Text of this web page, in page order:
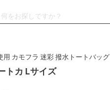
用 カモフラ 迷彩 撥水トートバッグ
トカ Lサイズ